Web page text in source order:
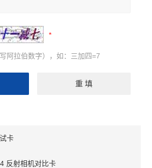
阿拉伯数字），如：三加四=7
卡
反射相机对比卡